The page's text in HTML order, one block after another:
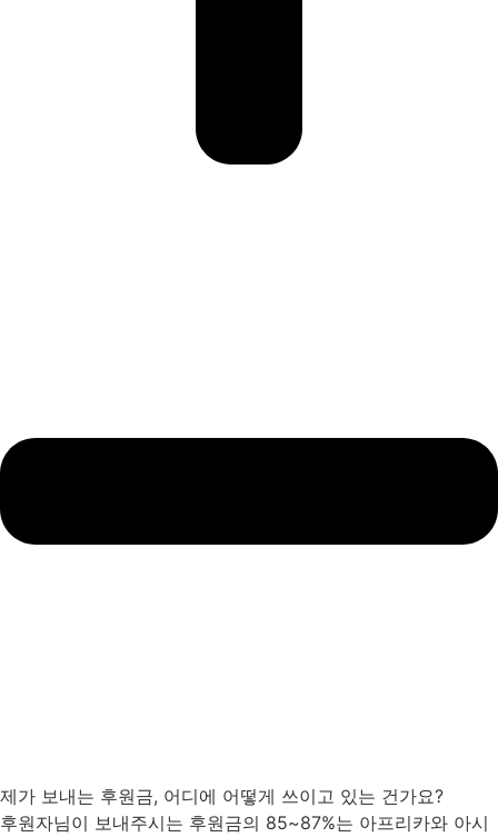
제가 보내는 후원금, 어디에 어떻게 쓰이고 있는 건가요?
후원자님이 보내주시는 후원금의 85~87%는 아프리카와 아시